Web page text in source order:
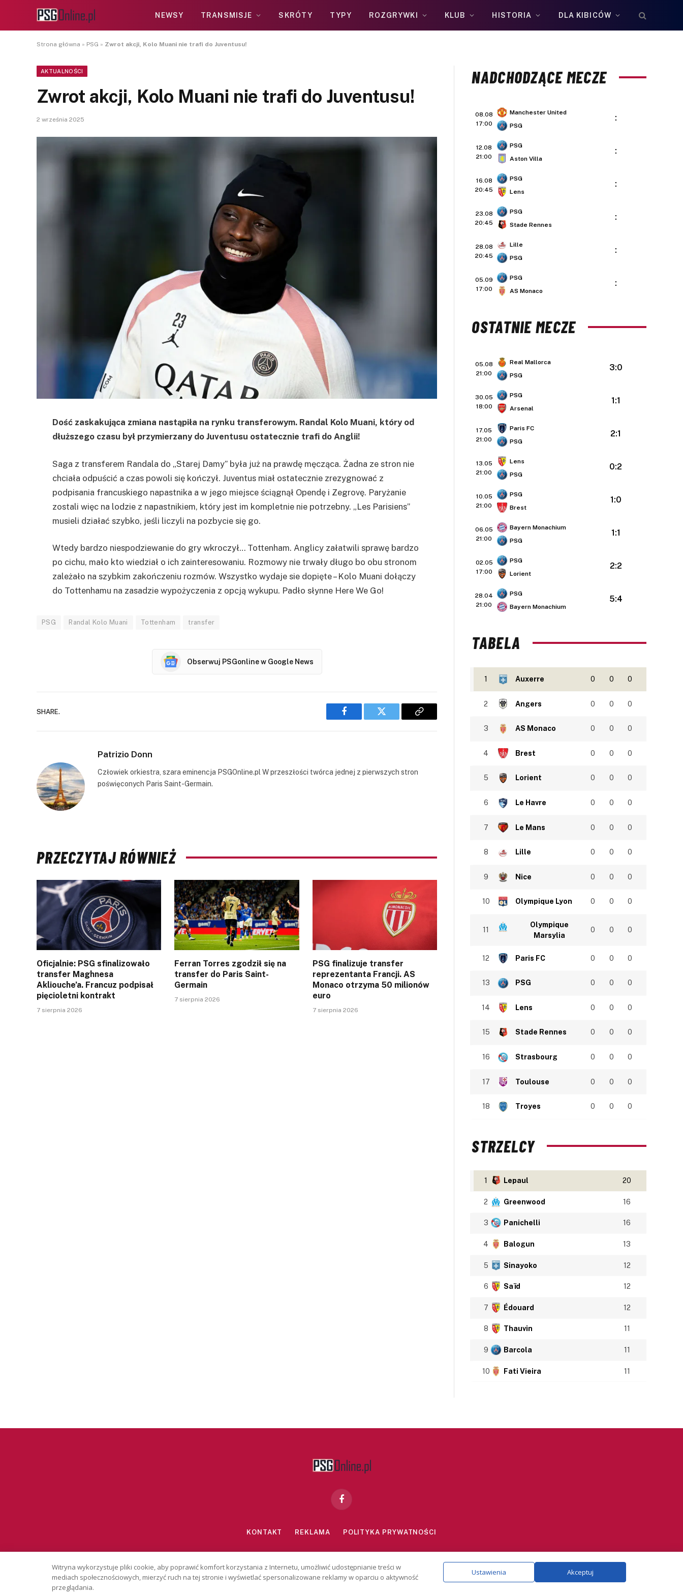
NEWSY TRANSMISJE SKRÓTY TYPY ROZGRYWKI KLUB HISTORIA DLA KIBICÓW
Strona główna » PSG » Zwrot akcji, Kolo Muani nie trafi do Juventusu!
AKTUALNOŚCI
Zwrot akcji, Kolo Muani nie trafi do Juventusu!
2 września 2025
Dość zaskakująca zmiana nastąpiła na rynku transferowym. Randal Kolo Muani, który od
dłuższego czasu był przymierzany do Juventusu ostatecznie trafi do Anglii!
Saga z transferem Randala do „Starej Damy” była już na prawdę męcząca. Żadna ze stron nie
chciała odpuścić a czas powoli się kończył. Juventus miał ostatecznie zrezygnować z
podpisania francuskiego napastnika a w jego miejsce ściągnął Opendę i Zegrovę. Paryżanie
zostali więc na lodzie z napastnikiem, który jest im kompletnie nie potrzebny. „Les Parisiens”
musieli działać szybko, jeśli liczyli na pozbycie się go.
Wtedy bardzo niespodziewanie do gry wkroczył… Tottenham. Anglicy załatwili sprawę bardzo
po cichu, mało kto wiedział o ich zainteresowaniu. Rozmowy nie trwały długo bo obu stronom
zależało na szybkim zakończeniu rozmów. Wszystko wydaje sie dopięte – Kolo Muani dołączy
do Tottenhamu na zasadzie wypożyczenia z opcją wykupu. Padło słynne Here We Go!
PSG Randal Kolo Muani Tottenham transfer
Obserwuj PSGonline w Google News
SHARE.
Facebook Twitter
Copy
Patrizio Donn
Człowiek orkiestra, szara eminencja PSGOnline.pl W przeszłości twórca jednej z pierwszych stron
poświęconych Paris Saint-Germain.
PRZECZYTAJ RÓWNIEŻ
Oficjalnie: PSG sfinalizowało
transfer Maghnesa
Akliouche’a. Francuz podpisał
pięcioletni kontrakt
7 sierpnia 2026
Ferran Torres zgodził się na
transfer do Paris Saint-
Germain
7 sierpnia 2026
PSG finalizuje transfer
reprezentanta Francji. AS
Monaco otrzyma 50 milionów
euro
7 sierpnia 2026
NADCHODZĄCE MECZE
08.08
17:00
Manchester United
PSG
:
12.08
21:00
PSG
Aston Villa
:
16.08
20:45
PSG
Lens
:
23.08
20:45
PSG
Stade Rennes
:
28.08
20:45
Lille
PSG
:
05.09
17:00
PSG
AS Monaco
:
OSTATNIE MECZE
05.08
21:00
Real Mallorca
PSG
3:0
30.05
18:00
PSG
Arsenal
1:1
17.05
21:00
Paris FC
PSG
2:1
13.05
21:00
Lens
PSG
0:2
10.05
21:00
PSG
Brest
1:0
06.05
21:00
Bayern Monachium
PSG
1:1
02.05
17:00
PSG
Lorient
2:2
28.04
21:00
PSG
Bayern Monachium
5:4
TABELA
1 Auxerre 0 0 0
2 Angers 0 0 0
3 AS Monaco 0 0 0
4 Brest 0 0 0
5 Lorient 0 0 0
6 Le Havre 0 0 0
7 Le Mans 0 0 0
8 Lille 0 0 0
9 Nice 0 0 0
10 Olympique Lyon 0 0 0
11
Olympique
Marsylia
0 0 0
12 Paris FC 0 0 0
13 PSG 0 0 0
14 Lens 0 0 0
15 Stade Rennes 0 0 0
16 Strasbourg 0 0 0
17 Toulouse 0 0 0
18 Troyes 0 0 0
STRZELCY
1 Lepaul 20
2 Greenwood 16
3 Panichelli 16
4 Balogun 13
5 Sinayoko 12
6 Saïd 12
7 Édouard 12
8 Thauvin 11
9 Barcola 11
10 Fati Vieira 11
Facebook
KONTAKT REKLAMA POLITYKA PRYWATNOŚCI
Copyright © 2026 PSGonline.pl
Witryna wykorzystuje pliki cookie, aby poprawić komfort korzystania z Internetu, umożliwić udostępnianie treści w
mediach społecznościowych, mierzyć ruch na tej stronie i wyświetlać spersonalizowane reklamy w oparciu o aktywność
przeglądania.
Ustawienia Akceptuj